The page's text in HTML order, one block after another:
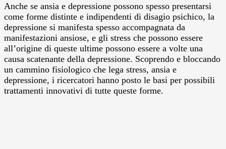
Anche se ansia e depressione possono spesso presentarsi
come forme distinte e indipendenti di disagio psichico, la
depressione si manifesta spesso accompagnata da
manifestazioni ansiose, e gli stress che possono essere
all’origine di queste ultime possono essere a volte una
causa scatenante della depressione. Scoprendo e bloccando
un cammino fisiologico che lega stress, ansia e
depressione, i ricercatori hanno posto le basi per possibili
trattamenti innovativi di tutte queste forme.